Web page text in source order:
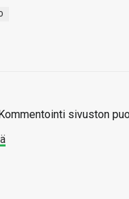
sivuston